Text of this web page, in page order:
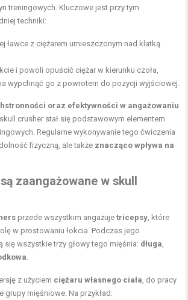
treningowych. Kluczowe jest przy tym
techniki:
ławce z ciężarem umieszczonym nad klatką
i powoli opuścić ciężar w kierunku czoła,
wypchnąć go z powrotem do pozycji wyjściowej.
oraz efektywności w angażowaniu
crusher stał się podstawowym elementem
Regularne wykonywanie tego ćwiczenia
fizyczną, ale także znacząco wpływa na
zaangażowane w skull
przede wszystkim angażujetricepsy, które
w prostowaniu łokcia. Podczas jego
się wszystkie trzy głowy tego mięśnia: długa,
.
z użyciem ciężaru własnego ciała, do pracy
grupy mięśniowe. Na przykład: